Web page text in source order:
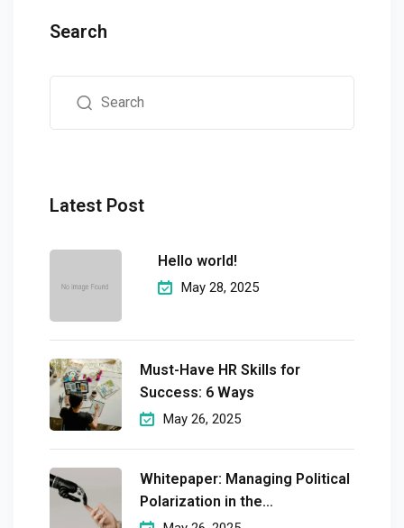
Search
Latest Post
Hello world!
May 28, 2025
Must-Have HR Skills for
Success: 6 Ways
May 26, 2025
Whitepaper: Managing Political
Polarization in the
Workplaceмэргэшсэн